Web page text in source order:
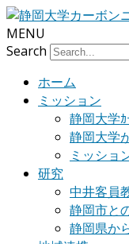
MENU
Search
ホーム
ミッション
静岡大学
静岡大学
ミッショ
研究
中井客員
静岡市と
静岡県か